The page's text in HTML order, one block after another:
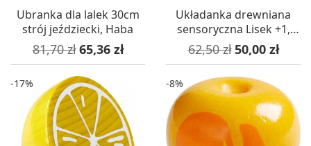
Ubranka dla lalek 30cm
strój jeździecki, Haba
Cena podstawowa
81,70 zł Cena
65,36 zł
Układanka drewniana
sensoryczna Lisek +1,
Haba
Cena podstawowa
62,50 zł Cena
50,00 zł
-17% -8%